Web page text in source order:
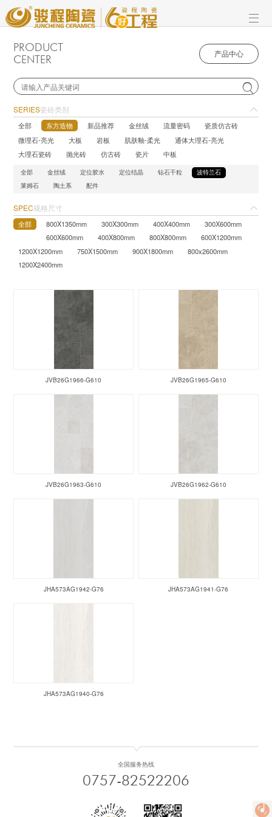
PRODUCT
CENTER
产品中心

SERIES瓷砖类别
全部 东方造物 新品推荐 金丝绒 流量密码
瓷质仿古砖
微理石-亮光
大板 岩板 肌肤釉-柔光
通体大理石-亮光
大理石瓷砖
抛光砖 仿古砖 瓷片 中板
全部 金丝绒 定位胶水 定位结晶 钻石干粒
波特兰石
莱姆石
陶土系 配件
SPEC规格尺寸
全部 800X1350mm 300X300mm 400X400mm
300X600mm
600X600mm
400X800mm 800X800mm
600X1200mm
1200X1200mm
750X1500mm 900X1800mm
800x2600mm
1200X2400mm
JVB26G1966-G610 JVB26G1965-G610
JVB26G1963-G610 JVB26G1962-G610
JHA573AG1942-G76 JHA573AG1941-G76
JHA573AG1940-G76
全国服务热线
0757-82522206